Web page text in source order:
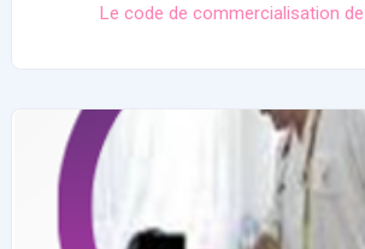
Le code de commercialisation
une révision de la terminologie de